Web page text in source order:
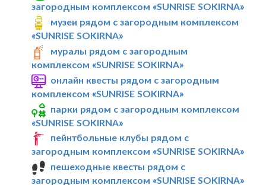
загородным комплексом «SUNRISE SOKIRNA»
музеи рядом с загородным комплексом
«SUNRISE SOKIRNA»
муралы рядом с загородным
комплексом «SUNRISE SOKIRNA»
онлайн квесты рядом с загородным
комплексом «SUNRISE SOKIRNA»
парки рядом с загородным комплексом
«SUNRISE SOKIRNA»
пейнтбольные клубы рядом с
загородным комплексом «SUNRISE SOKIRNA»
пешеходные квесты рядом с
загородным комплексом «SUNRISE SOKIRNA»